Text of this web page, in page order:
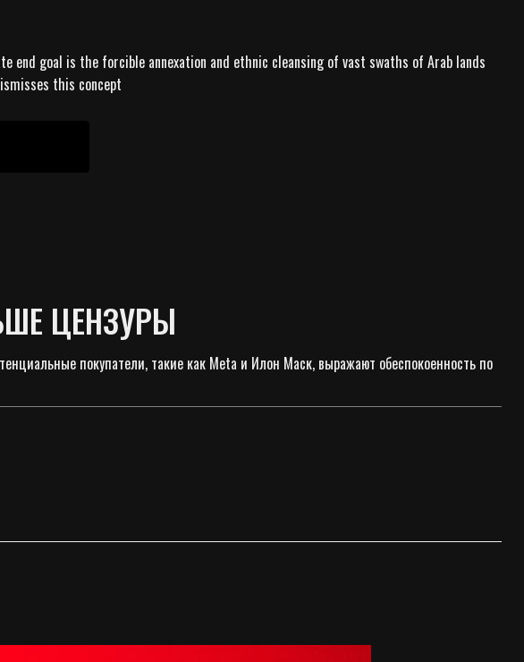
end goal is the forcible annexation and ethnic cleansing of vast swaths of Arab lands
this concept
ЦЕНЗУРЫ
покупатели, такие как Meta и Илон Маск, выражают обеспокоенность по